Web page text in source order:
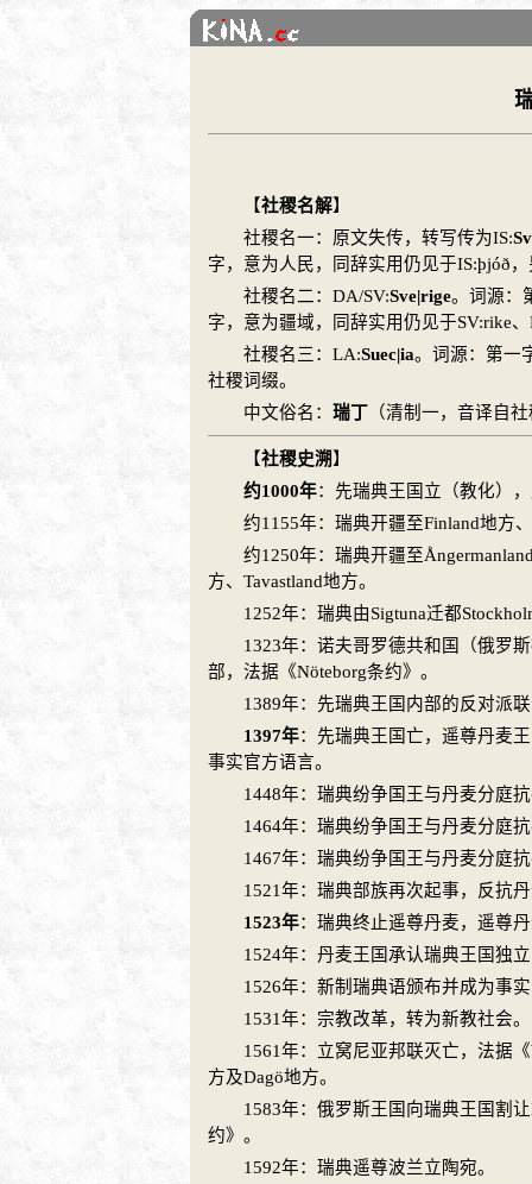
【社稷名解】
社稷名一：原文失传，转写传为IS:
字，意为人民，同辞实用仍见于IS:þjóð
社稷名二：DA/SV:Sve|rige。词源：
字，意为疆域，同辞实用仍见于SV:rike
社稷名三：LA:Suec|ia。词源：第一
社稷词缀。
中文俗名： 瑞丁 （清制一，音译自
【社稷史溯 】
约1000年：先瑞典王国立（教化）
约1155年： 瑞典开疆至Finland地方
约1250年： 瑞典开疆至
方、Tavastland地方。
1252年： 瑞典由Sigtuna迁都
1323年： 诺夫哥罗德共和国（俄罗斯
部，法据《Nöteborg条约》。
1389年：先瑞典王国内部的反对派
1397年：先瑞典王国亡，遥尊丹麦
事实官方语言。
1448年： 瑞典纷争国王与丹麦分庭
1464年： 瑞典纷争国王与丹麦分庭
1467年： 瑞典纷争国王与丹麦分庭
1521年： 瑞典部族再次起事，反抗
1523年： 瑞典终止遥尊丹麦，遥尊
1524年： 丹麦王国承认瑞典王国独
1526年：新制 瑞典语颁布并成为事
1531年：宗教改革，转为新教社会。
1561年： 立窝尼亚邦联灭亡，法据
方及Dagö地方。
1583年： 俄罗斯王国向瑞典王国割
约》。
1592年： 瑞典遥尊波兰立陶宛。